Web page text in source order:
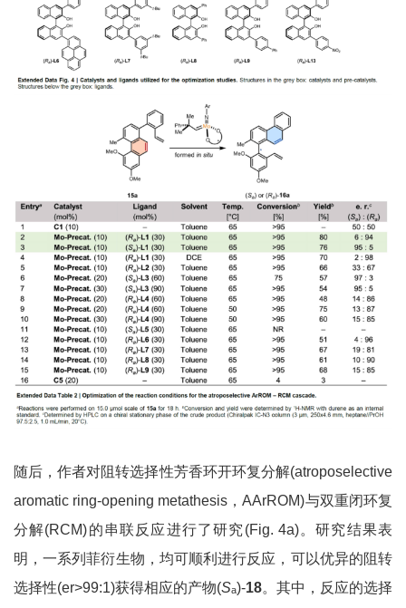
随后，作者对阻转选择性芳香环开环复分解(atroposelective
aromatic ring-opening metathesis，AArROM)与双重闭环复
分解(RCM)的串联反应进行了研究(Fig. 4a)。研究结果表
明，一系列菲衍生物，均可顺利进行反应，可以优异的阻转
选择性(er>99:1)获得相应的产物(Sa)-18。其中，反应的选择